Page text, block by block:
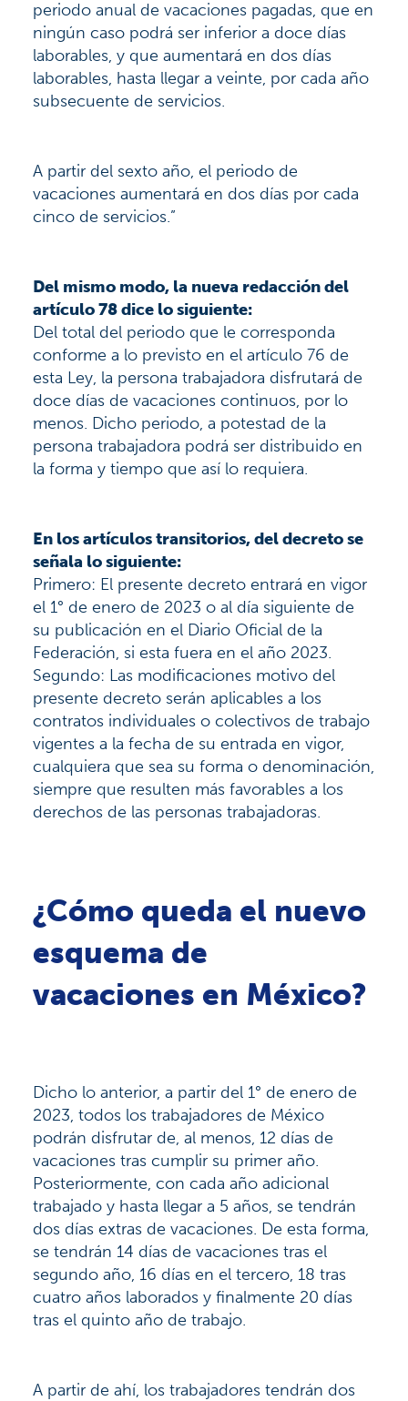
periodo anual de vacaciones pagadas, que en
ningún caso podrá ser inferior a doce días
laborables, y que aumentará en dos días
laborables, hasta llegar a veinte, por cada año
subsecuente de servicios.
A partir del sexto año, el periodo de
vacaciones aumentará en dos días por cada
cinco de servicios.”
Del mismo modo, la nueva redacción del
artículo 78 dice lo siguiente:
Del total del periodo que le corresponda
conforme a lo previsto en el artículo 76 de
esta Ley, la persona trabajadora disfrutará de
doce días de vacaciones continuos, por lo
menos. Dicho periodo, a potestad de la
persona trabajadora podrá ser distribuido en
la forma y tiempo que así lo requiera.
En los artículos transitorios, del decreto se
señala lo siguiente:
Primero: El presente decreto entrará en vigor
el 1° de enero de 2023 o al día siguiente de
su publicación en el Diario Oficial de la
Federación, si esta fuera en el año 2023.
Segundo: Las modificaciones motivo del
presente decreto serán aplicables a los
contratos individuales o colectivos de trabajo
vigentes a la fecha de su entrada en vigor,
cualquiera que sea su forma o denominación,
siempre que resulten más favorables a los
derechos de las personas trabajadoras.
¿Cómo queda el nuevo
esquema de
vacaciones en México?
Dicho lo anterior, a partir del 1° de enero de
2023, todos los trabajadores de México
podrán disfrutar de, al menos, 12 días de
vacaciones tras cumplir su primer año.
Posteriormente, con cada año adicional
trabajado y hasta llegar a 5 años, se tendrán
dos días extras de vacaciones. De esta forma,
se tendrán 14 días de vacaciones tras el
segundo año, 16 días en el tercero, 18 tras
cuatro años laborados y finalmente 20 días
tras el quinto año de trabajo.
A partir de ahí, los trabajadores tendrán dos